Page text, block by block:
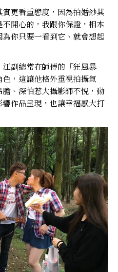
實更看重態度，因為拍婚紗其
開心的，我跟你保證，相本
你只要一看到它、就會想起
副總常在師傅的「狂風暴
，這讓他格外重視拍攝氣
、深怕惹大攝影師不悅，動
作品呈現，也讓幸福感大打